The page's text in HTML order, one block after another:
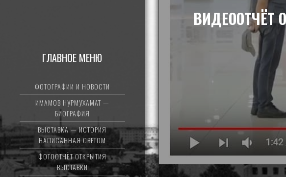
ГЛАВНОЕ МЕНЮ
ФОТОГРАФИИ И НОВОСТИ
ИМАМОВ НУРМУХАМАТ —
БИОГРАФИЯ
ВЫСТАВКА — ИСТОРИЯ
НАПИСАННАЯ СВЕТОМ
ФОТООТЧЁТ ОТКРЫТИЯ
ВЫСТАВКИ
ВИДЕООТЧЁТ